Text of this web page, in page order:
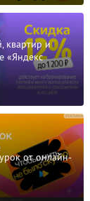
квартир и
«Яндекс
от онлайн-